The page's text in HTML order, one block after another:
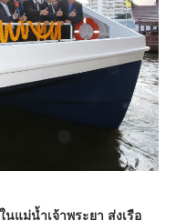
นแม่น้ำเจ้าพระยา ส่งเรือ